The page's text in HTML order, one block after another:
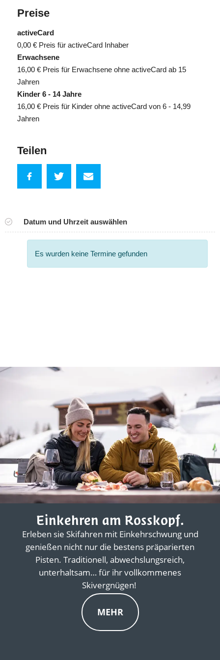
Preise
activeCard
0,00 € Preis für activeCard Inhaber
Erwachsene
16,00 € Preis für Erwachsene ohne activeCard ab 15
Jahren
Kinder 6 - 14 Jahre
16,00 € Preis für Kinder ohne activeCard von 6 - 14,99
Jahren
Teilen
Einkehren am Rosskopf.
Erleben sie Skifahren mit Einkehrschwung und
genießen nicht nur die bestens präparierten
Pisten. Traditionell, abwechslungsreich,
unterhaltsam… für ihr vollkommenes
Skivergnügen!
MEHR